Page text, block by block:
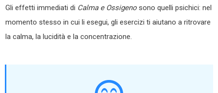
Gli effetti immediati di Calma e Ossigeno sono quelli psichici: nel
momento stesso in cui li esegui, gli esercizi ti aiutano a ritrovare
la calma, la lucidità e la concentrazione.